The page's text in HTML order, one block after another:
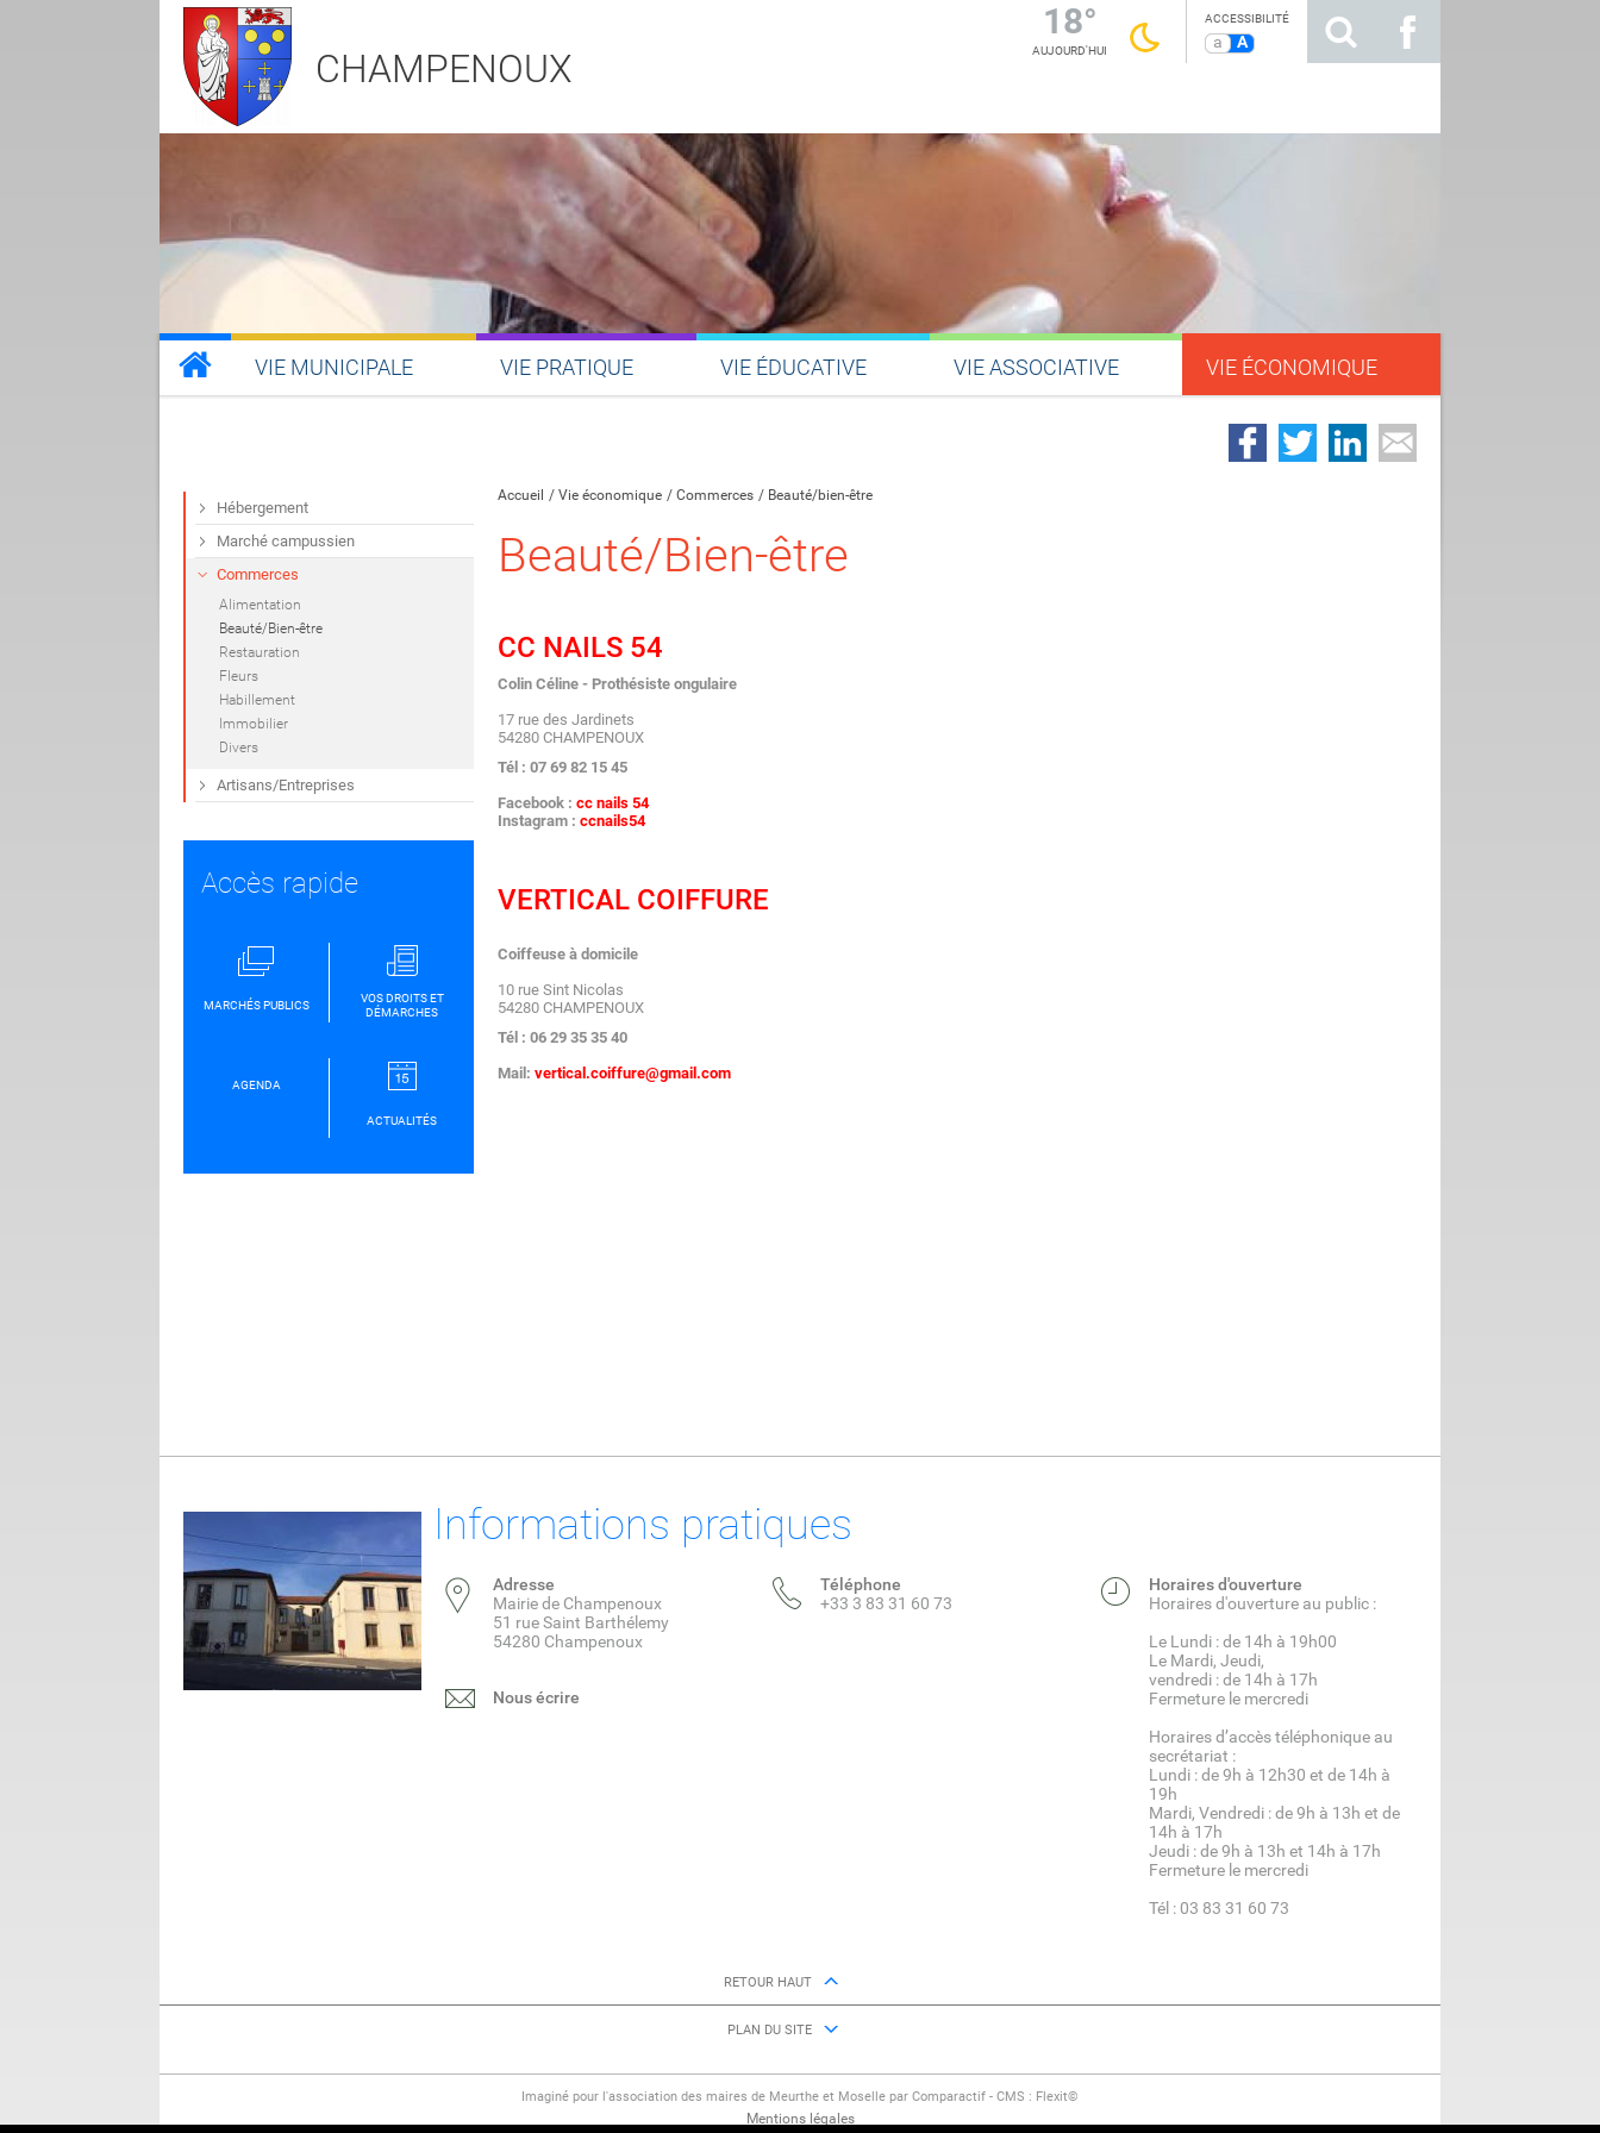
18°
AUJOURD'HUI
ACCESSIBILITÉ
a A
CHAMPENOUX
VIE MUNICIPALE VIE PRATIQUE VIE ÉDUCATIVE VIE ASSOCIATIVE VIE ÉCONOMIQUE
Accueil Vie économique Commerces Beauté/bien-être
Beauté/Bien-être
CC NAILS 54
Colin Céline - Prothésiste ongulaire
17 rue des Jardinets
54280 CHAMPENOUX
Tél : 07 69 82 15 45
Facebook : cc nails 54
Instagram : ccnails54
VERTICAL COIFFURE
Coiffeuse à domicile
10 rue Sint Nicolas
54280 CHAMPENOUX
Tél : 06 29 35 35 40
Mail: vertical.coiffure@gmail.com
Hébergement
Marché campussien
Commerces
Alimentation
Beauté/Bien-être
Restauration
Fleurs
Habillement
Immobilier
Divers
Artisans/Entreprises
Accès rapide
MARCHÉS PUBLICS
VOS DROITS ET
DÉMARCHES
AGENDA
ACTUALITÉS
Informations pratiques
Adresse
Mairie de Champenoux
51 rue Saint Barthélemy
54280 Champenoux
Nous écrire
Téléphone
+33 3 83 31 60 73
Horaires d'ouverture
Horaires d'ouverture au public :
Le Lundi : de 14h à 19h00
Le Mardi, Jeudi,
vendredi : de 14h à 17h
Fermeture le mercredi
Horaires d’accès téléphonique au
secrétariat :
Lundi : de 9h à 12h30 et de 14h à
19h
Mardi, Vendredi : de 9h à 13h et de
14h à 17h
Jeudi : de 9h à 13h et 14h à 17h
Fermeture le mercredi
Tél : 03 83 31 60 73
RETOUR HAUT
PLAN DU SITE
Imaginé pour l'association des maires de Meurthe et Moselle par Comparactif - CMS : Flexit©
Mentions légales